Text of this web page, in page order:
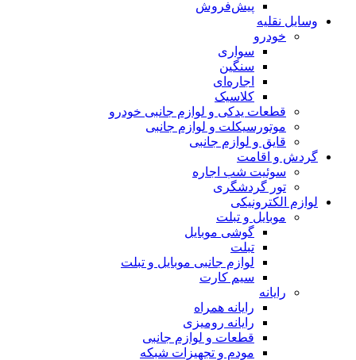
پیش‌فروش
وسایل نقلیه
خودرو
سواری
سنگین
اجاره‌ای
کلاسیک
قطعات یدکی و لوازم جانبی خودرو
موتورسیکلت و لوازم جانبی
قایق و لوازم جانبی
گردش و اقامت
سوئیت شب اجاره
تور گردشگری
لوازم الکترونیکی
موبایل و تبلت
گوشی موبایل
تبلت
لوازم جانبی موبایل و تبلت
سیم کارت
رایانه
رایانه همراه
رایانه رومیزی
قطعات و لوازم جانبی
مودم و تجهیزات شبکه